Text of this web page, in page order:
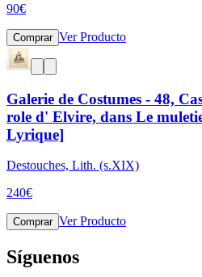
90€
Comprar Ver Producto
Galerie de Costumes - 48,
role d' Elvire, dans Le
Lyrique]
Destouches, Lith. (s.XIX)
240€
Comprar Ver Producto
Síguenos